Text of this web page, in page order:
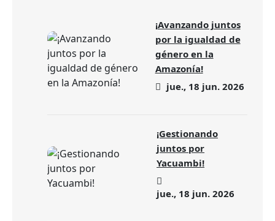
¡Avanzando juntos
por la igualdad de
género en la
Amazonía!
jue., 18 jun. 2026
¡Gestionando
juntos por
Yacuambi!
jue., 18 jun. 2026